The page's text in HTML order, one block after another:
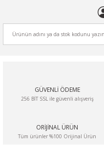
GÜVENLİ ÖDEME
256 BİT SSL ile güvenli alışveriş
ORİJİNAL ÜRÜN
Tüm ürünler %100 Orijinal Ürün